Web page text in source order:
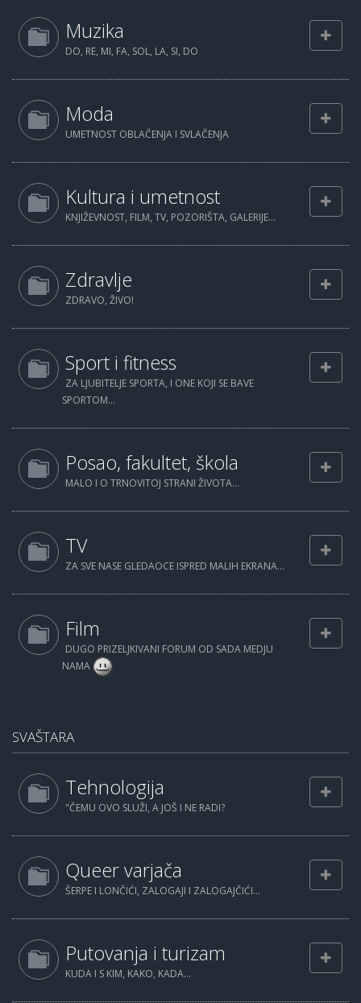
Muzika
DO, RE, MI, FA, SOL, LA, SI, DO
Moda
UMETNOST OBLAČENJA I SVLAČENJA
Kultura i umetnost
KNJIŽEVNOST, FILM, TV, POZORIŠTA, GALERIJE...
Zdravlje
ZDRAVO, ŽIVO!
Sport i fitness
ZA LJUBITELJE SPORTA, I ONE KOJI SE BAVE
SPORTOM...
Posao, fakultet, škola
MALO I O TRNOVITOJ STRANI ŽIVOTA...
TV
ZA SVE NASE GLEDAOCE ISPRED MALIH EKRANA...
Film
DUGO PRIZELJKIVANI FORUM OD SADA MEDJU
NAMA
SVAŠTARA
Tehnologija
"ČEMU OVO SLUŽI, A JOŠ I NE RADI?
Queer varjača
ŠERPE I LONČIĆI, ZALOGAJI I ZALOGAJČIĆI...
Putovanja i turizam
KUDA I S KIM, KAKO, KADA...